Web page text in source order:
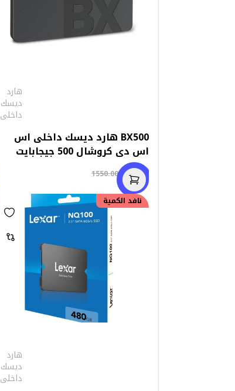
هارد
ديسك
داخلى
BX500 هارد ديسك داخلى اس
اس دى كروشال 500 جيجابايت
1500.00
1550.00
نافد الكمية
هارد
ديسك
داخلى